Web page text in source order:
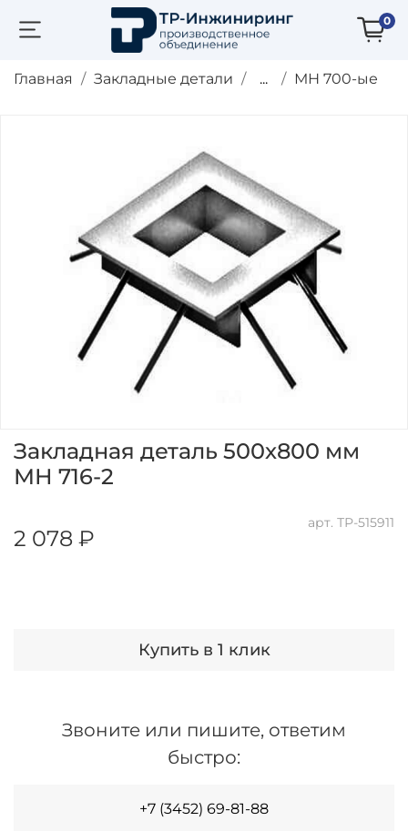
0
Главная Закладные детали ... МН 700-ые
арт. ТР-515911
Закладная деталь 500х800 мм
МН 716-2
2 078 ₽
Купить в 1 клик
Звоните или пишите, ответим
быстро:
+7 (3452) 69-81-88